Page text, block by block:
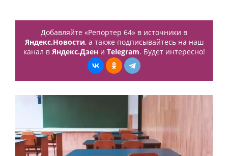
Добавляйте «Репортер 64» в источники в
Яндекс.Новости, а также подписывайтесь на наш
канал в Яндекс.Дзени Telegram. Будет интересно!